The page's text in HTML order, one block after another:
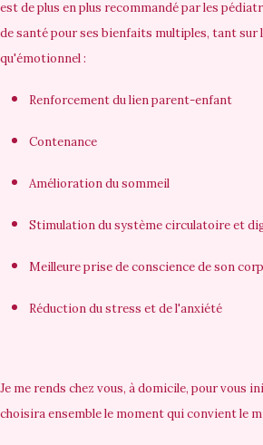
est de plus en plus recommandé par les
de santé pour ses bienfaits multiples, tant sur
qu'émotionnel :
Renforcement du lien parent-enfant
Contenance
Amélioration du sommeil
Stimulation du système circulatoire et
Meilleure prise de conscience de son
Réduction du stress et de l'anxiété
Je me rends chez vous, à domicile, pour vous
choisira ensemble le moment qui convient le